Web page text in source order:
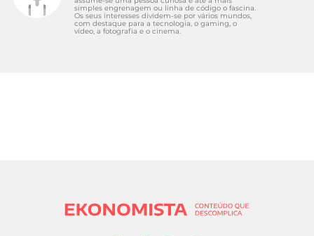
simples engrenagem ou linha de código o fascina.
Os seus interesses dividem-se por vários mundos,
com destaque para a tecnologia, o gaming, o
vídeo, a fotografia e o cinema.